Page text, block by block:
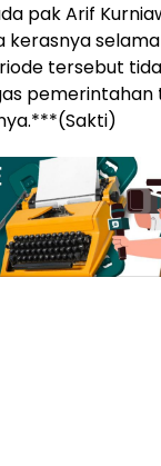
pak Arif
kerasnya
tersebut